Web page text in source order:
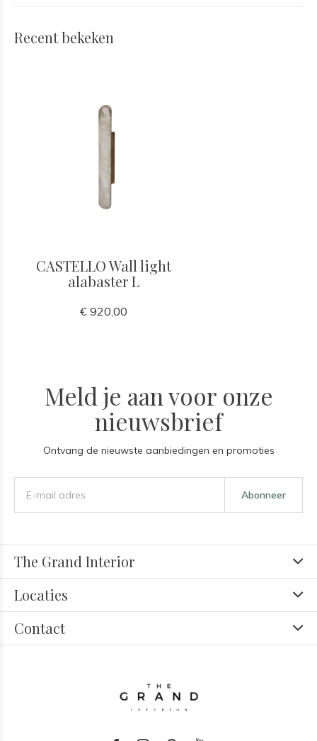
Recent bekeken
CASTELLO Wall light
alabaster L
€ 920,00
Meld je aan voor onze
nieuwsbrief
Ontvang de nieuwste aanbiedingen en promoties
Abonneer
The Grand Interior
Locaties
Contact